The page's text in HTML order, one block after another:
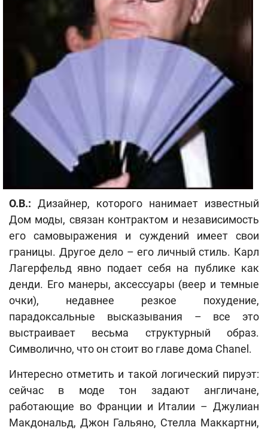
О.В.: Дизайнер, которого нанимает известный
Дом моды, связан контрактом и независимость
его самовыражения и суждений имеет свои
границы. Другое дело – его личный стиль. Карл
Лагерфельд явно подает себя на публике как
денди. Его манеры, аксессуары (веер и темные
очки), недавнее резкое похудение,
парадоксальные высказывания – все это
выстраивает весьма структурный образ.
Символично, что он стоит во главе дома Chanel.
Интересно отметить и такой логический пируэт:
сейчас в моде тон задают англичане,
работающие во Франции и Италии – Джулиан
Макдональд, Джон Гальяно, Стелла Маккартни,